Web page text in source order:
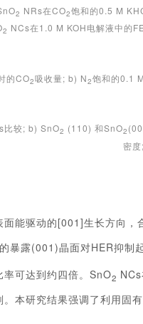
2 NRs在CO2饱和的0.5 M
2 NCs在1.0 M KOH电解液中的
的CO2吸收量; b) N2饱和的0.1
比较; b) SnO2 (110) 和SnO2
密
面能驱动的[001]生长方向，
的暴露(001)晶面对HER抑制
率可达到约四倍。SnO2
本研究结果强调了利用固